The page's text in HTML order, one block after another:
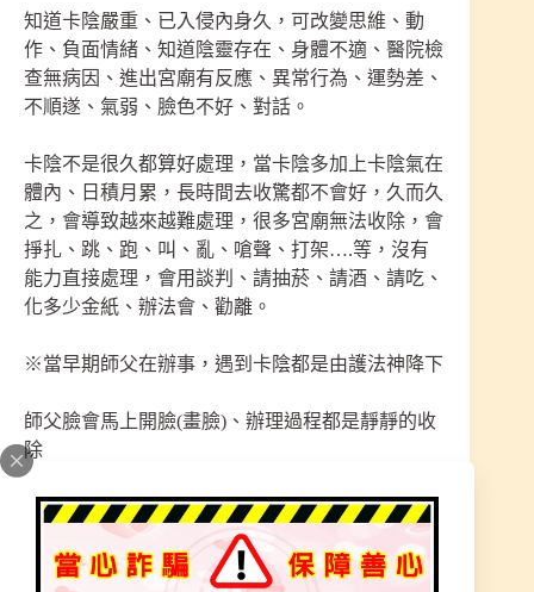
知道卡陰嚴重、已入侵內身久，可改變思維、動
作、負面情緒、知道陰靈存在、身體不適、醫院檢
查無病因、進出宮廟有反應、異常行為、運勢差、
不順遂、氣弱、臉色不好、對話。
卡陰不是很久都算好處理，當卡陰多加上卡陰氣在
體內、日積月累，長時間去收驚都不會好，久而久
之，會導致越來越難處理，很多宮廟無法收除，會
掙扎、跳、跑、叫、亂、嗆聲、打架….等，沒有
能力直接處理，會用談判、請抽菸、請酒、請吃、
化多少金紙、辦法會、勸離。
※當早期師父在辦事，遇到卡陰都是由護法神降下
師父臉會馬上開臉(畫臉)、辦理過程都是靜靜的收
除
真的有抓不住案例，卡陰近十年沒有宮廟可處理
很怕道祖師尊，一直想往外跑，抓住收除二次就好